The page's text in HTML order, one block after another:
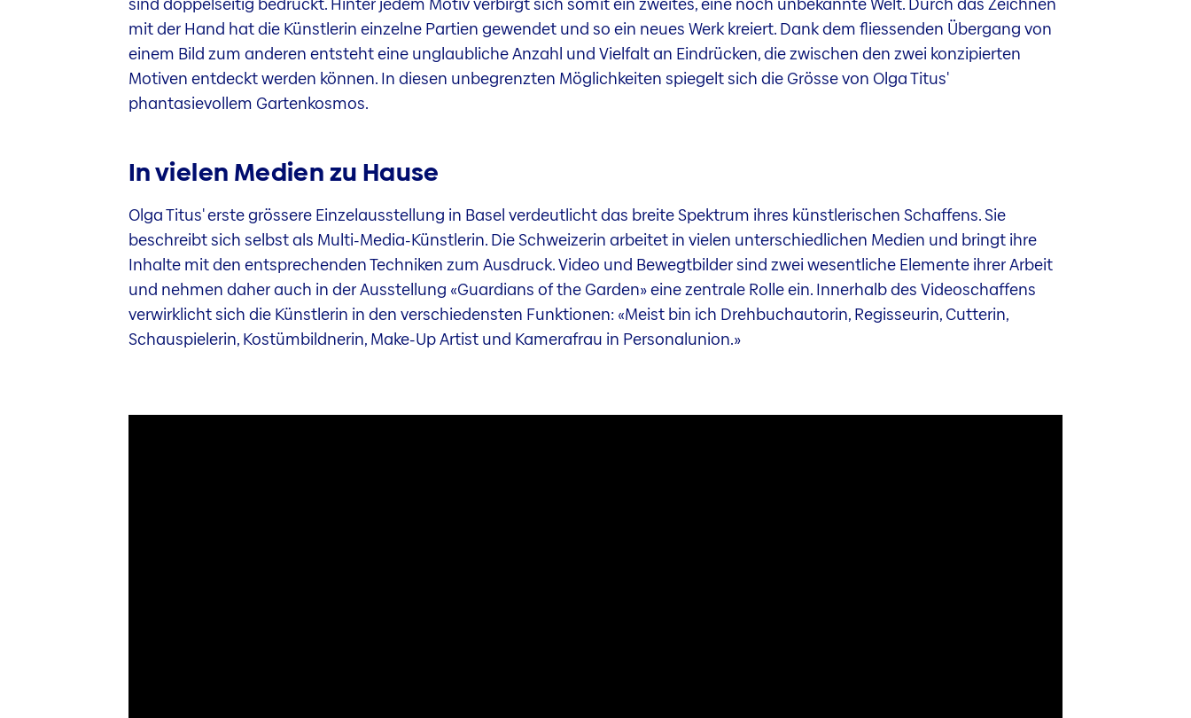
mit der Hand hat die Künstlerin einzelne Partien gewendet und so ein neues Werk kreiert. Dank dem fliessenden Übergang von
einem Bild zum anderen entsteht eine unglaubliche Anzahl und Vielfalt an Eindrücken, die zwischen den zwei konzipierten
Motiven entdeckt werden können. In diesen unbegrenzten Möglichkeiten spiegelt sich die Grösse von Olga Titus'
phantasievollem Gartenkosmos.
In vielen Medien zu Hause
Olga Titus' erste grössere Einzelausstellung in Basel verdeutlicht das breite Spektrum ihres künstlerischen Schaffens. Sie
beschreibt sich selbst als Multi-Media-Künstlerin. Die Schweizerin arbeitet in vielen unterschiedlichen Medien und bringt ihre
Inhalte mit den entsprechenden Techniken zum Ausdruck. Video und Bewegtbilder sind zwei wesentliche Elemente ihrer Arbeit
und nehmen daher auch in der Ausstellung «Guardians of the Garden» eine zentrale Rolle ein. Innerhalb des Videoschaffens
verwirklicht sich die Künstlerin in den verschiedensten Funktionen: «Meist bin ich Drehbuchautorin, Regisseurin, Cutterin,
Schauspielerin, Kostümbildnerin, Make-Up Artist und Kamerafrau in Personalunion.»